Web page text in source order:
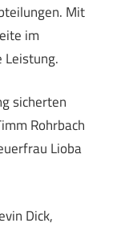
Mit
im
sicherten
Rohrbach
Lioba
Dick,